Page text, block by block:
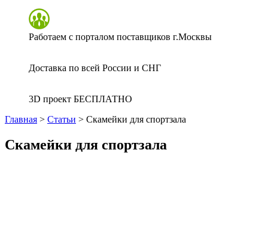
Работаем с порталом поставщиков г.Москвы
Доставка по всей России и СНГ
3D проект БЕСПЛАТНО
Главная > Статьи > Скамейки для спортзала
Скамейки для спортзала